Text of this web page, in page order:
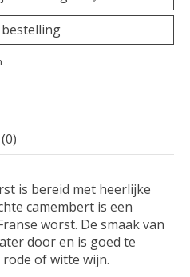
is bereid met heerlijke
camembert is een
worst. De smaak van
door en is goed te
of witte wijn.